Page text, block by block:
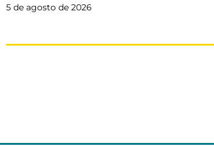
5 de agosto de 2026